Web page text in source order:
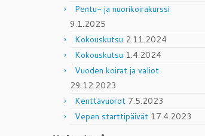
Pentu- ja nuorikoirakurssi
9.1.2025
Kokouskutsu 2.11.2024
Kokouskutsu 1.4.2024
Vuoden koirat ja valiot
29.12.2023
Kenttävuorot 7.5.2023
Vepen starttipäivät 17.4.2023